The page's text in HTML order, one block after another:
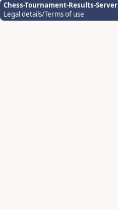
Chess-Tournament-Results-Server
Legal details/Terms of use